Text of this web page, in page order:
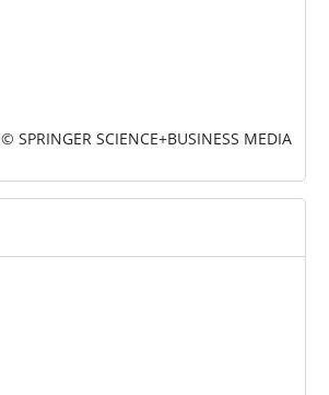
© SPRINGER SCIENCE+BUSINESS MEDIA